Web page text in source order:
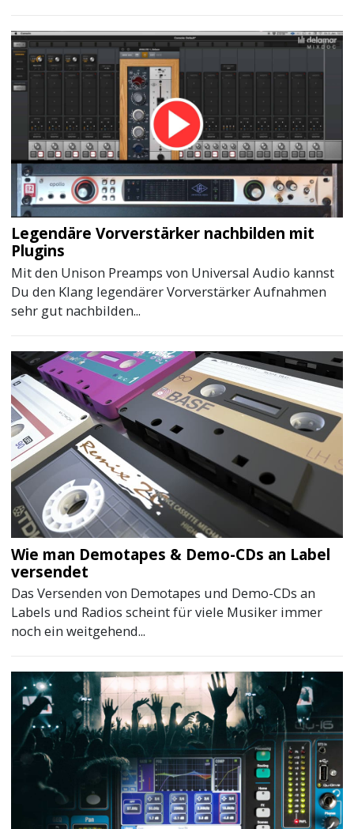
Legendäre Vorverstärker nachbilden mit
Plugins
Mit den Unison Preamps von Universal Audio kannst
Du den Klang legendärer Vorverstärker Aufnahmen
sehr gut nachbilden...
Wie man Demotapes & Demo-CDs an Label
versendet
Das Versenden von Demotapes und Demo-CDs an
Labels und Radios scheint für viele Musiker immer
noch ein weitgehend...